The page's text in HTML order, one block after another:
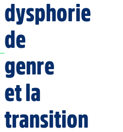
dysphorie
de
genre
et la
transition